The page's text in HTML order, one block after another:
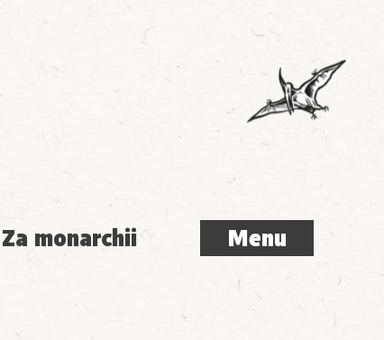
Za monarchii Menu
Menu